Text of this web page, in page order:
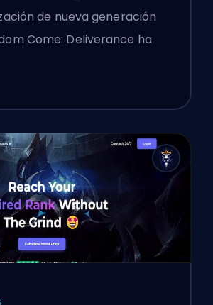
Un análisis
de nueva generación
Come: Deliverance ha